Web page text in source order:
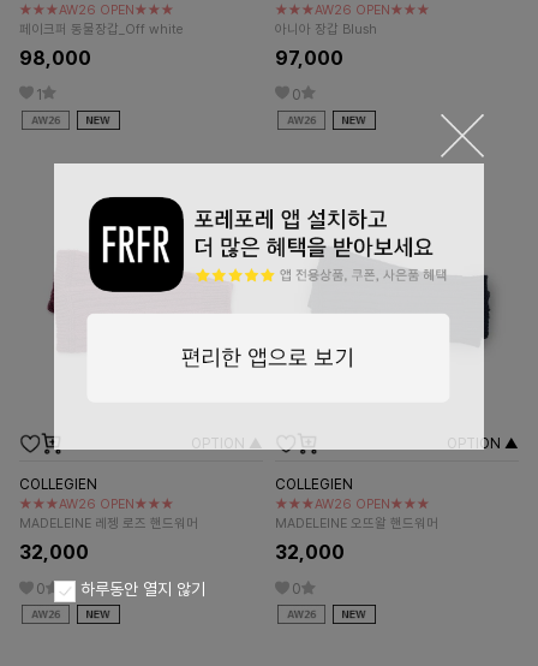
★★★AW26 OPEN★★★
페이크퍼 동물장갑_Off white
98,000
1
★★★AW26 OPEN★★★
아니아 장갑 Blush
97,000
0
OPTION ▲
COLLEGIEN
★★★AW26 OPEN★★★
MADELEINE 레젱 로즈 핸드워머
32,000
0
OPTION ▲
COLLEGIEN
★★★AW26 OPEN★★★
MADELEINE 오뜨왈 핸드워머
32,000
0
하루동안 열지 않기